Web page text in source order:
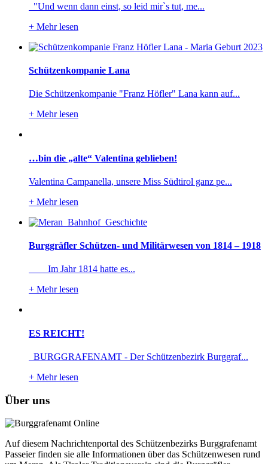
"Und wenn dann einst, so leid mir`s tut, me...
+ Mehr lesen
Schützenkompanie Lana
Die Schützenkompanie "Franz Höfler" Lana kann auf...
+ Mehr lesen
…bin die „alte“ Valentina geblieben!
Valentina Campanella, unsere Miss Südtirol ganz pe...
+ Mehr lesen
Burggräfler Schützen- und Militärwesen von 1814 – 1918
Im Jahr 1814 hatte es...
+ Mehr lesen
ES REICHT!
BURGGRAFENAMT - Der Schützenbezirk Burggraf...
+ Mehr lesen
Über uns
Auf diesem Nachrichtenportal des Schützenbezirks Burggrafenamt
Passeier finden sie alle Informationen über das Schützenwesen rund